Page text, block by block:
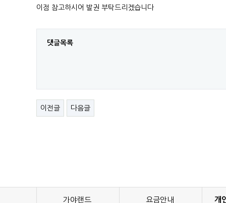
이점 참고하시어 발권 부탁드리겠습니다
댓글목록
이전글 다음글
가야랜드 요금안내 개